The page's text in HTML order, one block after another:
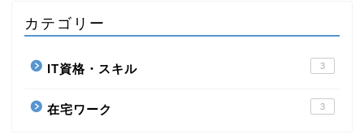
カテゴリー
IT資格・スキル 3
在宅ワーク 3